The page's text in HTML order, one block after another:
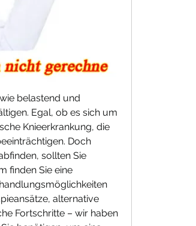
belastend und
Egal, ob es sich um
Knieerkrankung, die
Doch
sollten Sie
finden Sie eine
alternative
Fortschritte – wir haben